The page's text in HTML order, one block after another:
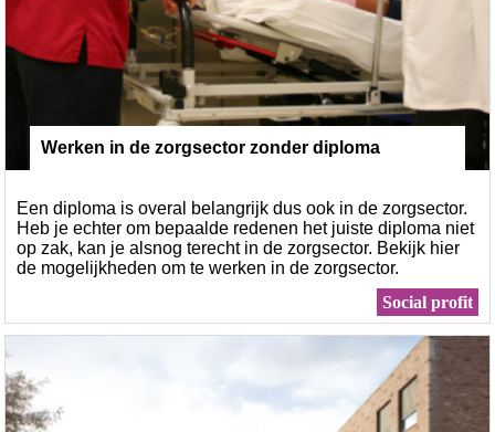
Werken in de zorgsector zonder diploma
Een diploma is overal belangrijk dus ook in de zorgsector.
Heb je echter om bepaalde redenen het juiste diploma niet
op zak, kan je alsnog terecht in de zorgsector. Bekijk hier
de mogelijkheden om te werken in de zorgsector.
Doorbladeren ook zeker even de vacatures in de zorg.
Social profit